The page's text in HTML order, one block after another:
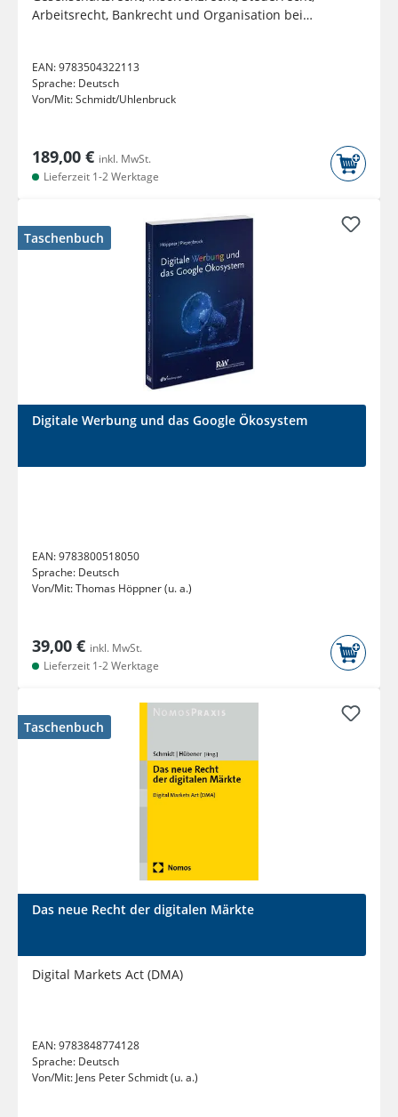
Arbeitsrecht, Bankrecht und Organisation bei
EAN:9783504322113
Sprache: Deutsch
Von/Mit:Schmidt/Uhlenbruck
189,00 € inkl. MwSt.
Lieferzeit 1-2 Werktage
Taschenbuch
Digitale Werbung und das Google Ökosystem
EAN:9783800518050
Sprache: Deutsch
Von/Mit:Thomas Höppner (u. a.)
39,00 € inkl. MwSt.
Lieferzeit 1-2 Werktage
Taschenbuch
Das neue Recht der digitalen Märkte
Digital Markets Act (DMA)
EAN:9783848774128
Sprache: Deutsch
Von/Mit: Jens Peter Schmidt (u. a.)